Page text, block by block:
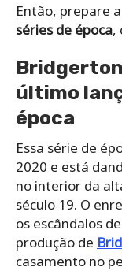
Então, prepare
séries de época,
Bridgerton
último
época
Essa série de
2020 e está
no interior da
século 19. O
os escândalos
produção de
casamento no